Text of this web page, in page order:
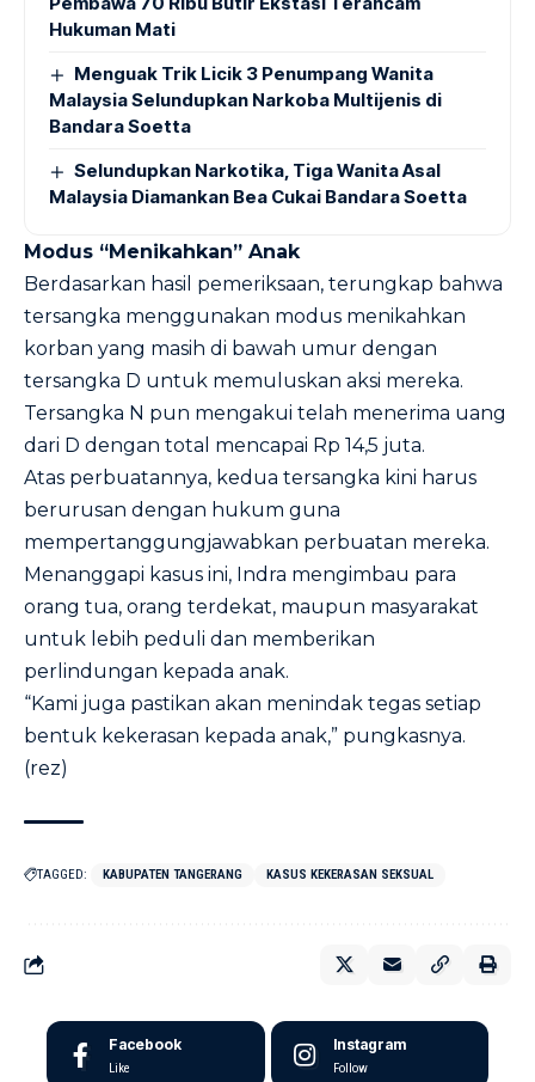
Hukuman Mati
Menguak Trik Licik 3 Penumpang Wanita
Malaysia Selundupkan Narkoba Multijenis di
Bandara Soetta
Selundupkan Narkotika, Tiga Wanita Asal
Malaysia Diamankan Bea Cukai Bandara Soetta
Modus “Menikahkan” Anak
Berdasarkan hasil pemeriksaan, terungkap bahwa
tersangka menggunakan modus menikahkan
korban yang masih di bawah umur dengan
tersangka D untuk memuluskan aksi mereka.
Tersangka N pun mengakui telah menerima uang
dari D dengan total mencapai Rp 14,5 juta.
Atas perbuatannya, kedua tersangka kini harus
berurusan dengan hukum guna
mempertanggungjawabkan perbuatan mereka.
Menanggapi kasus ini, Indra mengimbau para
orang tua, orang terdekat, maupun masyarakat
untuk lebih peduli dan memberikan
perlindungan kepada anak.
“Kami juga pastikan akan menindak tegas setiap
bentuk kekerasan kepada anak,” pungkasnya.
(rez)
TAGGED: KABUPATEN TANGERANG KASUS KEKERASAN SEKSUAL
Facebook
Like
Instagram
Follow